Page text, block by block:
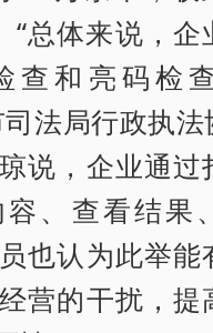
“总体来说，企
查和亮码检
法局行政执
说，企业通过
、查看结果
也认为此举能
营的干扰，提